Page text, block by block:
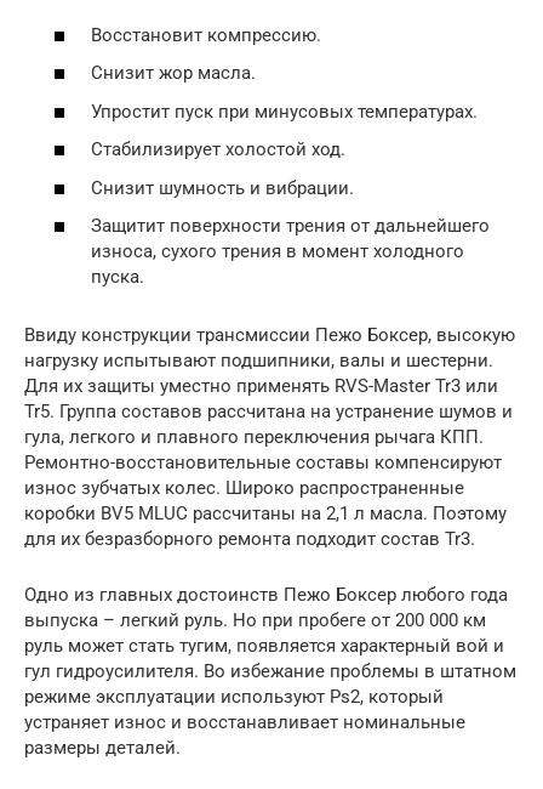
Восстановит компрессию.
Снизит жор масла.
Упростит пуск при минусовых температурах.
Стабилизирует холостой ход.
Снизит шумность и вибрации.
Защитит поверхности трения от дальнейшего
износа, сухого трения в момент холодного
пуска.
Ввиду конструкции трансмиссии Пежо Боксер, высокую
нагрузку испытывают подшипники, валы и шестерни.
Для их защиты уместно применять RVS-Master Tr3 или
Tr5. Группа составов рассчитана на устранение шумов и
гула, легкого и плавного переключения рычага КПП.
Ремонтно-восстановительные составы компенсируют
износ зубчатых колес. Широко распространенные
коробки BV5 MLUC рассчитаны на 2,1 л масла. Поэтому
для их безразборного ремонта подходит состав Tr3.
Одно из главных достоинств Пежо Боксер любого года
выпуска – легкий руль. Но при пробеге от 200 000 км
руль может стать тугим, появляется характерный вой и
гул гидроусилителя. Во избежание проблемы в штатном
режиме эксплуатации используют Ps2, который
устраняет износ и восстанавливает номинальные
размеры деталей.